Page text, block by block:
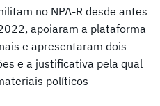
no NPA-R desde antes
apoiaram a plataforma
e apresentaram dois
e a justificativa pela qual
políticos